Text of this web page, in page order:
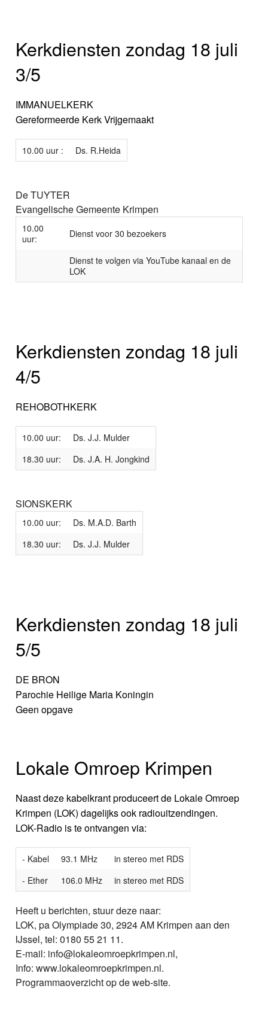
Kerkdiensten zondag 18 juli
3/5
IMMANUELKERK
Gereformeerde Kerk Vrijgemaakt
10.00 uur : Ds. R.Heida
De TUYTER
Evangelische Gemeente Krimpen
10.00
uur:
Dienst voor 30 bezoekers
Dienst te volgen via YouTube kanaal en de
LOK
Kerkdiensten zondag 18 juli
4/5
REHOBOTHKERK
10.00 uur:
Ds. J.J. Mulder
18.30 uur:
Ds. J.A. H. Jongkind
SIONSKERK
10.00 uur:
Ds. M.A.D. Barth
18.30 uur:
Ds. J.J. Mulder
Kerkdiensten zondag 18 juli
5/5
DE BRON
Parochie Heilige Maria Koningin
Geen opgave
Lokale Omroep Krimpen
Naast deze kabelkrant produceert de Lokale Omroep
Krimpen (LOK) dagelijks ook radiouitzendingen.
LOK-Radio is te ontvangen via:
- Kabel 93.1 MHz
in stereo met RDS
- Ether
106.0 MHz in stereo met RDS
Heeft u berichten, stuur deze naar:
LOK, pa Olympiade 30, 2924 AM Krimpen aan den
IJssel, tel: 0180 55 21 11.
E-mail: info@lokaleomroepkrimpen.nl,
Info: www.lokaleomroepkrimpen.nl.
Programmaoverzicht op de web-site.